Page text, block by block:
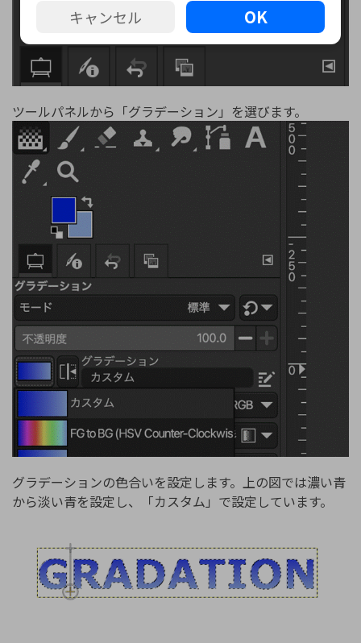
ツールパネルから「グラデーション」を選びます。
グラデーションの色合いを設定します。上の図では濃い青
から淡い青を設定し、「カスタム」で設定しています。
キャンセル OK